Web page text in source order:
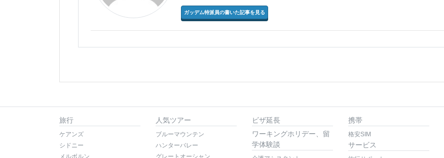
ガッデム特派員の書いた記事を見る
旅行
ケアンズ
シドニー
人気ツアー
ブルーマウンテン
ハンターバレー
ビザ延長
ワーキングホリデー、留
学体験談
携帯
格安SIM
サービス